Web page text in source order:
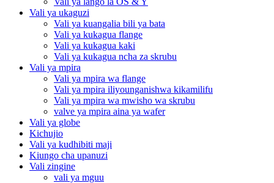
Vali ya ukaguzi
Vali ya kuangalia bili ya bata
Vali ya kukagua flange
Vali ya kukagua kaki
Vali ya kukagua ncha za skrubu
Vali ya mpira
Vali ya mpira wa flange
Vali ya mpira iliyounganishwa kikamilifu
Vali ya mpira wa mwisho wa skrubu
valve ya mpira aina ya wafer
Vali ya globe
Kichujio
Vali ya kudhibiti maji
Kiungo cha upanuzi
Vali zingine
vali ya mguu